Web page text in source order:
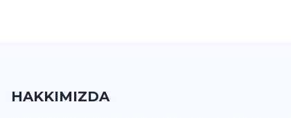
Ürün bilgilerinde hatalar bulunuyor.
HAKKIMIZDA